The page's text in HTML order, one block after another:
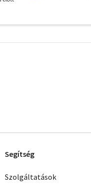
Segítség
Szolgáltatások